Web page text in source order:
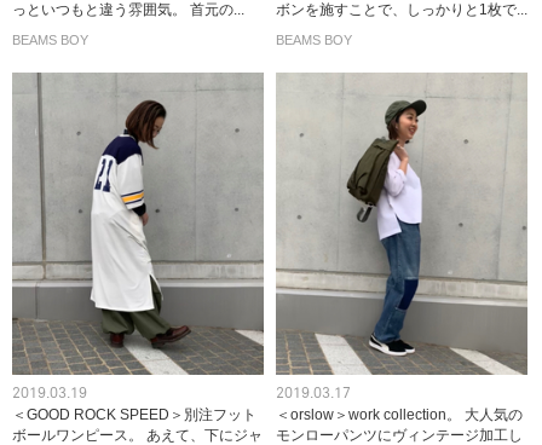
っといつもと違う雰囲気。 首元の...
BEAMS BOY
ボンを施すことで、しっかりと1枚で...
BEAMS BOY
2019.03.19
＜GOOD ROCK SPEED＞別注フット
ボールワンピース。 あえて、下にジャ
2019.03.17
＜orslow＞work collection。 大人気の
モンローパンツにヴィンテージ加工し